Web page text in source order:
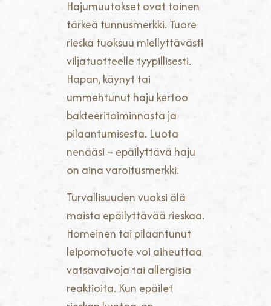
Hajumuutokset ovat toinen
tärkeä tunnusmerkki. Tuore
rieska tuoksuu miellyttävästi
viljatuotteelle tyypillisesti.
Hapan, käynyt tai
ummehtunut haju kertoo
bakteeritoiminnasta ja
pilaantumisesta. Luota
nenääsi – epäilyttävä haju
on aina varoitusmerkki.
Turvallisuuden vuoksi älä
maista epäilyttävää rieskaa.
Homeinen tai pilaantunut
leipomotuote voi aiheuttaa
vatsavaivoja tai allergisia
reaktioita. Kun epäilet